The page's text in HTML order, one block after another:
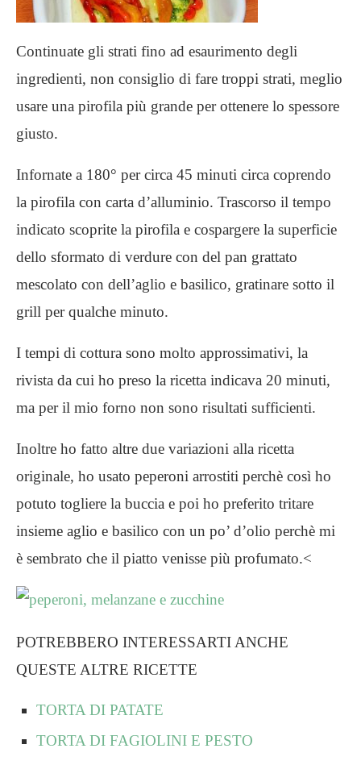
Continuate gli strati fino ad esaurimento degli
ingredienti, non consiglio di fare troppi strati, meglio
usare una pirofila più grande per ottenere lo spessore
giusto.
Infornate a 180° per circa 45 minuti circa coprendo
la pirofila con carta d’alluminio. Trascorso il tempo
indicato scoprite la pirofila e cospargere la superficie
dello sformato di verdure con del pan grattato
mescolato con dell’aglio e basilico, gratinare sotto il
grill per qualche minuto.
I tempi di cottura sono molto approssimativi, la
rivista da cui ho preso la ricetta indicava 20 minuti,
ma per il mio forno non sono risultati sufficienti.
Inoltre ho fatto altre due variazioni alla ricetta
originale, ho usato peperoni arrostiti perchè così ho
potuto togliere la buccia e poi ho preferito tritare
insieme aglio e basilico con un po’ d’olio perchè mi
è sembrato che il piatto venisse più profumato.<
POTREBBERO INTERESSARTI ANCHE
QUESTE ALTRE RICETTE
TORTA DI PATATE
TORTA DI FAGIOLINI E PESTO